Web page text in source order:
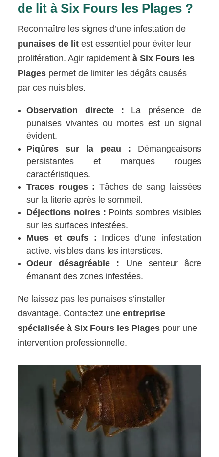
de lit à Six Fours les Plages ?
Reconnaître les signes d’une infestation de
punaises de lit est essentiel pour éviter leur
prolifération. Agir rapidementà Six Fours les
Plages permet de limiter les dégâts causés
par ces nuisibles.
Observation directe : La présence de
punaises vivantes ou mortes est un signal
évident.
Piqûres sur la peau : Démangeaisons
persistantes et marques rouges
caractéristiques.
Traces rouges : Tâches de sang laissées
sur la literie après le sommeil.
Déjections noires : Points sombres visibles
sur les surfaces infestées.
Mues et œufs : Indices d’une infestation
active, visibles dans les interstices.
Odeur désagréable : Une senteur âcre
émanant des zones infestées.
Ne laissez pas les punaises s’installer
davantage. Contactez uneentreprise
spécialisée à Six Fours les Plages pour une
intervention professionnelle.